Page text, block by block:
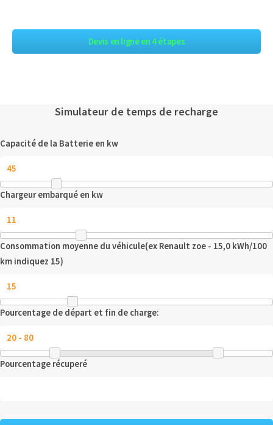
Devis en ligne en 4 étapes
Simulateur de temps de recharge
Capacité de la Batterie en kw
Chargeur embarqué en kw
Consommation moyenne du véhicule(ex Renault zoe - 15,0 kWh/100
km indiquez 15)
Pourcentage de départ et fin de charge:
Pourcentage récuperé